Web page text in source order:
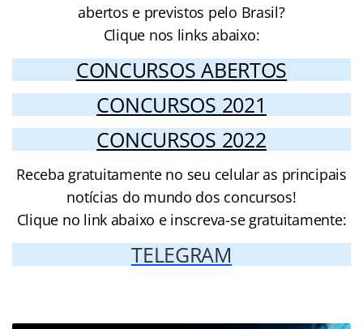
abertos e previstos pelo Brasil?
Clique nos links abaixo:
CONCURSOS ABERTOS
CONCURSOS 2021
CONCURSOS 2022
Receba gratuitamente no seu celular as principais
notícias do mundo dos concursos!
Clique no link abaixo e inscreva-se gratuitamente:
TELEGRAM